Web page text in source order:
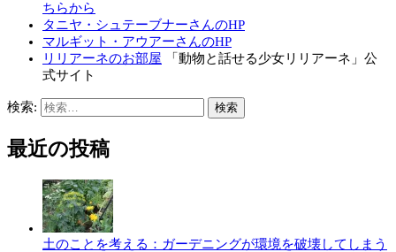
ちらから
タニヤ・シュテーブナーさんのHP
マルギット・アウアーさんのHP
リリアーネのお部屋 「動物と話せる少女リリアーネ」公
式サイト
検索:
最近の投稿
土のことを考える：ガーデニングが環境を破壊してしまう